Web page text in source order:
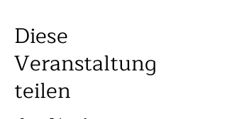
Diese
Veranstaltung
teilen